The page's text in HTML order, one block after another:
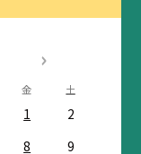
金 土
1
2
8
9